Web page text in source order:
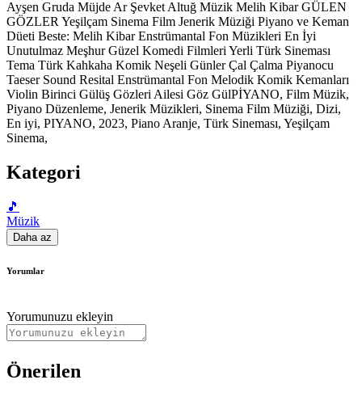
Ayşen Gruda Müjde Ar Şevket Altuğ Müzik Melih Kibar GÜLEN
GÖZLER Yeşilçam Sinema Film Jenerik Müziği Piyano ve Keman
Düeti Beste: Melih Kibar Enstrümantal Fon Müzikleri En İyi
Unutulmaz Meşhur Güzel Komedi Filmleri Yerli Türk Sineması
Tema Türk Kahkaha Komik Neşeli Günler Çal Çalma Piyanocu
Taeser Sound Resital Enstrümantal Fon Melodik Komik Kemanları
Violin Birinci Gülüş Gözleri Ailesi Göz GülPİYANO, Film Müzik,
Piyano Düzenleme, Jenerik Müzikleri, Sinema Film Müziği, Dizi,
En iyi, PIYANO, 2023, Piano Aranje, Türk Sineması, Yeşilçam
Sinema,
Kategori
🎵
Müzik
Daha az
Yorumlar
Yorumunuzu ekleyin
Önerilen